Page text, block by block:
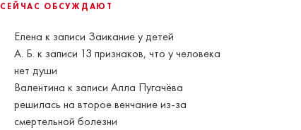
СЕЙЧАС ОБСУЖДАЮТ
Елена к записи Заикание у детей
А. Б. к записи 13 признаков, что у человека
нет души
Валентина к записиАлла Пугачёва
решилась на второе венчание из-за
смертельной болезни